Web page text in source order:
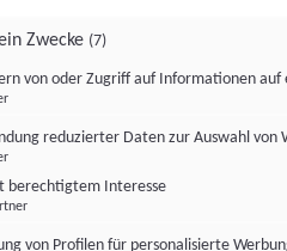
Zwecke (7)
von oder Zugriff auf Informationen auf
reduzierter Daten zur Auswahl von
berechtigtem Interesse
von Profilen für personalisierte